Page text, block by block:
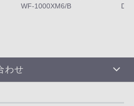
WF-1000XM6/B
わせ